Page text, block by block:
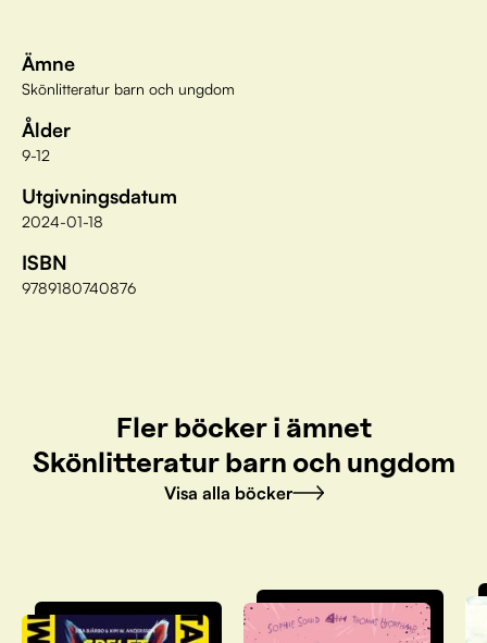
Ämne
Skönlitteratur barn och ungdom
Ålder
9-12
Utgivningsdatum
2024-01-18
ISBN
9789180740876
Fler böcker i ämnet
Skönlitteratur barn och ungdom
Visa alla böcker